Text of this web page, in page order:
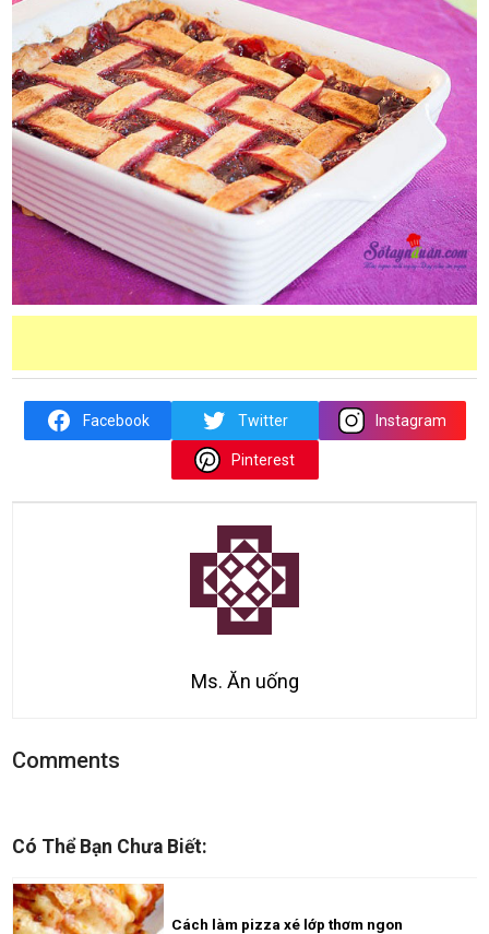
Facebook Twitter Instagram
Pinterest
Ms. Ăn uống
Comments
Có Thể Bạn Chưa Biết:
Cách làm pizza xé lớp thơm ngon